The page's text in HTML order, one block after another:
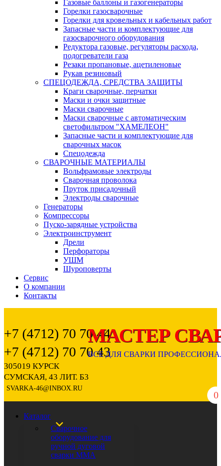
Газовые баллоны и газогенераторы
Горелки газосварочные
Горелки для кровельных и кабельных работ
Запасные части и комплектующие для
газосварочного оборудования
Редуктора газовые, регуляторы расхода,
подогреватели газа
Резаки пропановые, ацетиленовые
Рукав резиновый
СПЕЦОДЕЖДА, СРЕДСТВА ЗАЩИТЫ
Краги сварочные, перчатки
Маски и очки защитные
Маски сварочные
Маски сварочные с автоматическим
светофильтром "ХАМЕЛЕОН"
Запасные части и комплектующие для
сварочных масок
Спецодежда
СВАРОЧНЫЕ МАТЕРИАЛЫ
Вольфрамовые электроды
Сварочная проволока
Пруток присадочный
Электроды сварочные
Генераторы
Компрессоры
Пуско-зарядные устройства
Электроинструмент
Дрели
Перфораторы
УШМ
Шуроповерты
Сервис
О компании
Контакты
+7 (4712) 70 70 44
+7 (4712) 70 70 43
305019 КУРСК
СУМСКАЯ, 43 ЛИТ. Б3
SVARKA-46@INBOX.RU
0
Каталог
Сварочное
оборудование для
ручной дуговой
сварки ММА